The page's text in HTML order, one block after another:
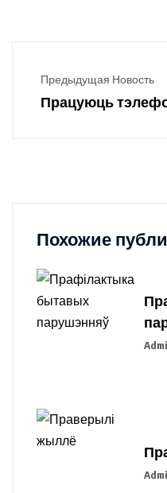
Предыдущая Новость
Працуюць
Похожие